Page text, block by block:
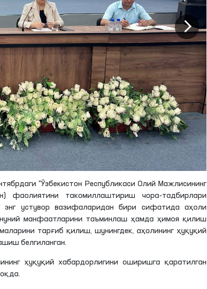
“Ўзбекистон Республикаси Олий Мажлисининг
фаолиятини такомиллаштириш чора-тадбирлари
энг устувор вазифаларидан бири сифатида аҳоли
манфаатларини таъминлаш ҳамда ҳимоя қилиш
тарғиб қилиш, шунингдек, аҳолининг ҳуқуқий
белгиланган.
ҳуқуқий хабардорлигини оширишга қаратилган